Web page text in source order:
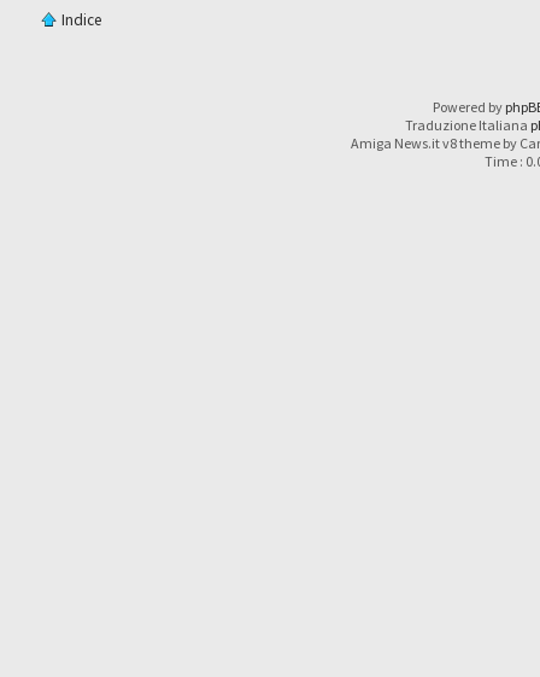
Indice
Powered by
Traduzione Italiana
Amiga News.it v8 theme by
Time :